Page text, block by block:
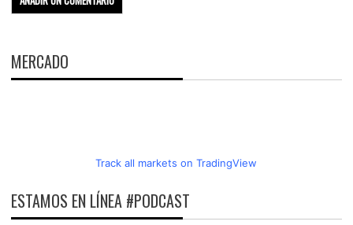
MERCADO
Track all markets on TradingView
ESTAMOS EN LÍNEA #PODCAST